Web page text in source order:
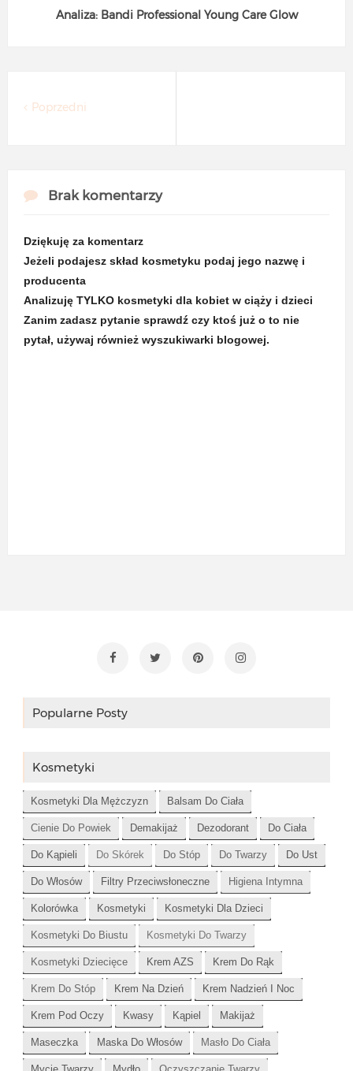
Analiza: Bandi Professional Young Care Glow
Poprzedni
Brak komentarzy
Dziękuję za komentarz
Jeżeli podajesz skład kosmetyku podaj jego nazwę i
producenta
Analizuję TYLKO kosmetyki dla kobiet w ciąży i dzieci
Zanim zadasz pytanie sprawdź czy ktoś już o to nie
pytał, używaj również wyszukiwarki blogowej.
Popularne Posty
Kosmetyki
Kosmetyki Dla Mężczyzn Balsam Do Ciała
Cienie Do Powiek Demakijaż Dezodorant Do Ciała
Do Kąpieli Do Skórek Do Stóp Do Twarzy Do Ust
Do Włosów Filtry Przeciwsłoneczne Higiena Intymna
Kolorówka Kosmetyki Kosmetyki Dla Dzieci
Kosmetyki Do Biustu Kosmetyki Do Twarzy
Kosmetyki Dziecięce Krem AZS Krem Do Rąk
Krem Do Stóp Krem Na Dzień Krem Nadzień I Noc
Krem Pod Oczy Kwasy Kąpiel Makijaż
Maseczka Maska Do Włosów Masło Do Ciała
Mycie Twarzy Mydło Oczyszczanie Twarzy